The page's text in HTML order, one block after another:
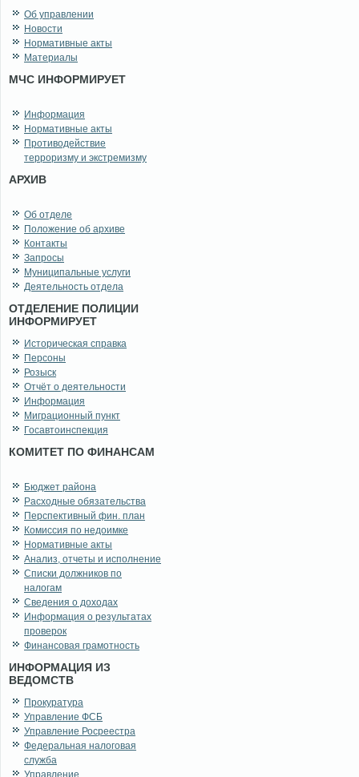
Об управлении
Новости
Нормативные акты
Материалы
МЧС ИНФОРМИРУЕТ
Информация
Нормативные акты
Противодействие
терроризму и экстремизму
АРХИВ
Об отделе
Положение об архиве
Контакты
Запросы
Муниципальные услуги
Деятельность отдела
ОТДЕЛЕНИЕ ПОЛИЦИИ
ИНФОРМИРУЕТ
Историческая справка
Персоны
Розыск
Отчёт о деятельности
Информация
Миграционный пункт
Госавтоинспекция
КОМИТЕТ ПО ФИНАНСАМ
Бюджет района
Расходные обязательства
Перспективный фин. план
Комиссия по недоимке
Нормативные акты
Анализ, отчеты и исполнение
Списки должников по
налогам
Сведения о доходах
Информация о результатах
проверок
Финансовая грамотность
ИНФОРМАЦИЯ ИЗ
ВЕДОМСТВ
Прокуратура
Управление ФСБ
Управление Росреестра
Федеральная налоговая
служба
Управление